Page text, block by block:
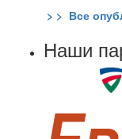
> > Все
Наши